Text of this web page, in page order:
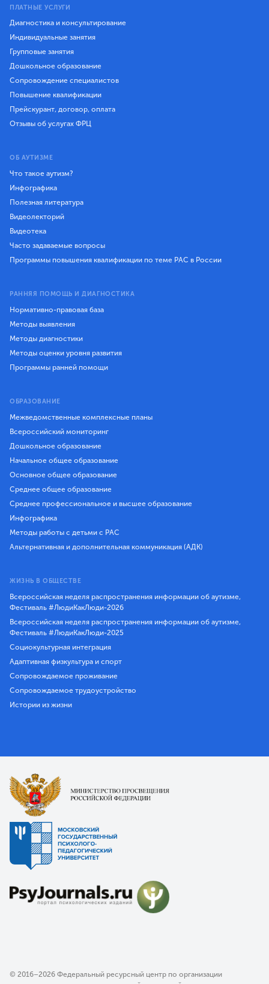
ПЛАТНЫЕ УСЛУГИ
Диагностика и консультирование
Индивидуальные занятия
Групповые занятия
Дошкольное образование
Сопровождение специалистов
Повышение квалификации
Прейскурант, договор, оплата
Отзывы об услугах ФРЦ
ОБ АУТИЗМЕ
Что такое аутизм?
Инфографика
Полезная литература
Видеолекторий
Видеотека
Часто задаваемые вопросы
Программы повышения квалификации по теме РАС в России
РАННЯЯ ПОМОЩЬ И ДИАГНОСТИКА
Нормативно-правовая база
Методы выявления
Методы диагностики
Методы оценки уровня развития
Программы ранней помощи
ОБРАЗОВАНИЕ
Межведомственные комплексные планы
Всероссийский мониторинг
Дошкольное образование
Начальное общее образование
Основное общее образование
Среднее общее образование
Среднее профессиональное и высшее образование
Инфографика
Методы работы с детьми с РАС
Альтернативная и дополнительная коммуникация (АДК)
ЖИЗНЬ В ОБЩЕСТВЕ
Всероссийская неделя распространения информации об аутизме,
Фестиваль #ЛюдиКакЛюди-2026
Всероссийская неделя распространения информации об аутизме,
Фестиваль #ЛюдиКакЛюди-2025
Социокультурная интеграция
Адаптивная физкультура и спорт
Сопровождаемое проживание
Сопровождаемое трудоустройство
Истории из жизни
© 2016–2026 Федеральный ресурсный центр по организации